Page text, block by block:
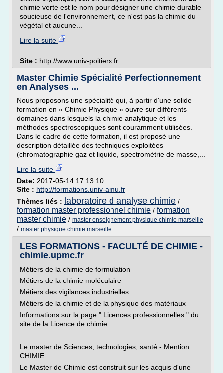
chimie verte est le nom pour désigner une chimie durable
soucieuse de l'environnement, ce n'est pas la chimie du
végétal et aucune...
Lire la suite
Site : http://www.univ-poitiers.fr
Master Chimie Spécialité Perfectionnement
en Analyses ...
Nous proposons une spécialité qui, à partir d'une solide
formation en « Chimie Physique » ouvre sur différents
domaines dans lesquels la chimie analytique et les
méthodes spectroscopiques sont couramment utilisées.
Dans le cadre de cette formation, il est proposé une
description détaillée des techniques exploitées
(chromatographie gaz et liquide, spectrométrie de masse,...
Lire la suite
Date: 2017-05-14 17:13:10
Site : http://formations.univ-amu.fr
Thèmes liés : laboratoire d analyse chimie /
formation master professionnel chimie / formation
master chimie / master enseignement physique chimie marseille
/ master physique chimie marseille
LES FORMATIONS - FACULTÉ DE CHIMIE -
chimie.upmc.fr
Métiers de la chimie de formulation
Métiers de la chimie moléculaire
Métiers des vigilances industrielles
Métiers de la chimie et de la physique des matériaux
Informations sur la page " Licences professionnelles " du
site de la Licence de chimie
Le master de Sciences, technologies, santé - Mention
CHIMIE
Le Master de Chimie est construit sur les acquis d'une